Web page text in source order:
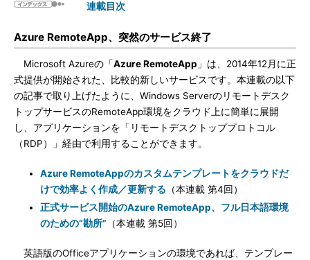
連載目次
Azure RemoteApp、突然のサービス終了
Microsoft Azureの「Azure RemoteApp 」は、2014年12月に正
式提供が開始された、比較的新しいサービスです。本連載の以下
の記事で取り上げたように、Windows Serverのリモートデスク
トップサービスのRemoteApp環境をクラウド上に簡単に展開
し、アプリケーションを「リモートデスクトッププロトコル
（RDP）」経由で利用することができます。
Azure RemoteAppのカスタムテンプレートをクラウドだ
けで効率よく作成／更新する （本連載 第4回）
正式サービス開始のAzure RemoteApp、フル日本語環境
のための“勘所” （本連載 第5回）
英語版のOfficeアプリケーションの環境であれば、テンプレー